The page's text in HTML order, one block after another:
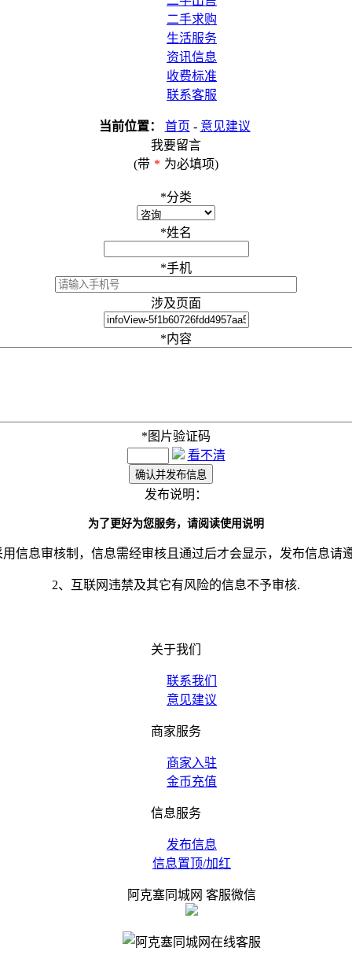
二手求购
生活服务
资讯信息
收费标准
联系客服
当前位置： 首页 - 意见建议
我要留言
(带 * 为必填项)
*分类
*姓名
*手机
涉及页面
*内容
* 图片验证码
看不清
发布说明：
为了更好为您服务，请阅读使用说明
信息审核制，信息需经审核且通过后才会显示，发布信息请
2、互联网违禁及其它有风险的信息不予审核.
关于我们
联系我们
意见建议
商家服务
商家入驻
金币充值
信息服务
发布信息
信息置顶/加红
阿克塞同城网 客服微信